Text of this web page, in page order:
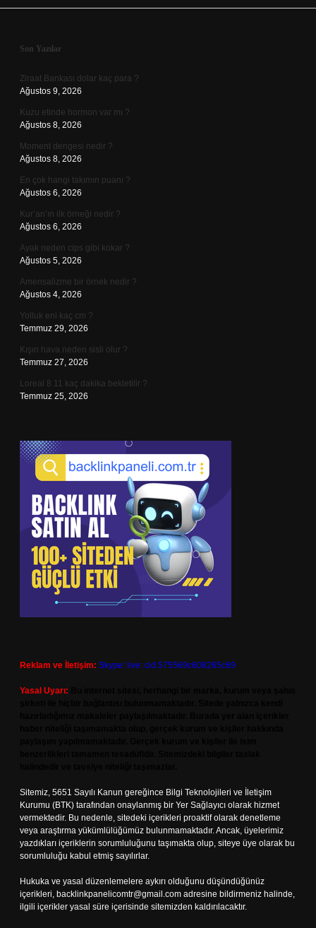
Sidebar
Son Yazılar
Ziraat Bankası dolar kaç para ?
Ağustos 9, 2026
Kuzu etinde hormon var mı ?
Ağustos 8, 2026
Moment dengesi nedir ?
Ağustos 8, 2026
En çok hangi takımın puanı ?
Ağustos 6, 2026
Kur’an’ın ilk örneği nedir ?
Ağustos 6, 2026
Ayak neden cips gibi kokar ?
Ağustos 5, 2026
Amensalizme bir örnek nedir ?
Ağustos 4, 2026
Yolluk eni kaç cm ?
Temmuz 29, 2026
Kışın hava neden sisli olur ?
Temmuz 27, 2026
Loreal 8.11 kaç dakika bekletilir ?
Temmuz 25, 2026
Reklam ve İletişim: Skype: live:.cid.575569c608265c69
Yasal Uyarı:
Sitemiz, 5651 Sayılı Kanun gereğince Bilgi Teknolojileri ve İletişim
Kurumu (BTK) tarafından onaylanmış bir Yer Sağlayıcı olarak hizmet
vermektedir. Bu nedenle, sitedeki içerikleri proaktif olarak denetleme
veya araştırma yükümlülüğümüz bulunmamaktadır. Ancak, üyelerimiz
yazdıkları içeriklerin sorumluluğunu taşımakta olup, siteye üye olarak bu
sorumluluğu kabul etmiş sayılırlar.
Hukuka ve yasal düzenlemelere aykırı olduğunu düşündüğünüz
içerikleri, backlinkpanelicomtr@gmail.com adresine bildirmeniz halinde,
ilgili içerikler yasal süre içerisinde sitemizden kaldırılacaktır.